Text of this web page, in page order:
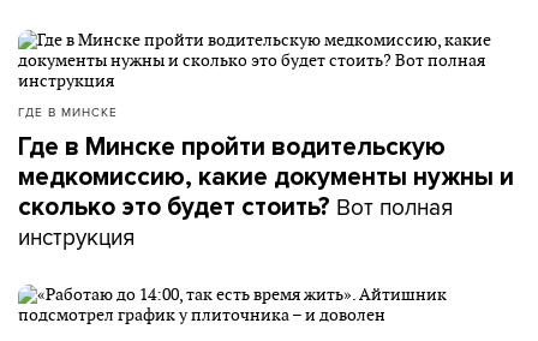
ГДЕ В МИНСКЕ
Где в Минске пройти водительскую
медкомиссию, какие документы нужны и
сколько это будет стоить? Вот полная
инструкция